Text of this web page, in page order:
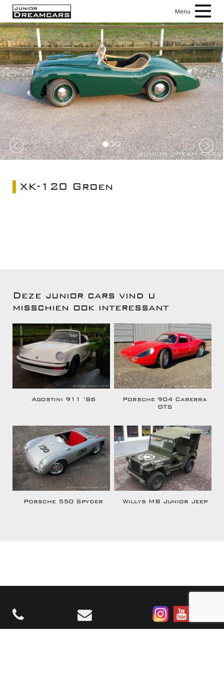
Menu
Vorige
XK-120 Groen
Deze junior cars vind u
misschien ook interessant
Agostini 911 ’86
Porsche 904 Carerra
GTS
Porsche 550 Spyder Willys MB Junior Jeep